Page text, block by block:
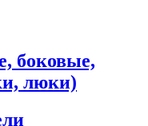
боковые,
люки)